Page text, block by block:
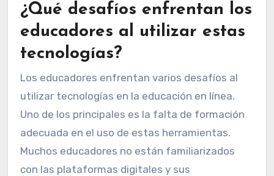
¿Qué desafíos enfrentan los
educadores al utilizar estas
tecnologías?
Los educadores enfrentan varios desafíos al
utilizar tecnologías en la educación en línea.
Uno de los principales es la falta de formación
adecuada en el uso de estas herramientas.
Muchos educadores no están familiarizados
con las plataformas digitales y sus